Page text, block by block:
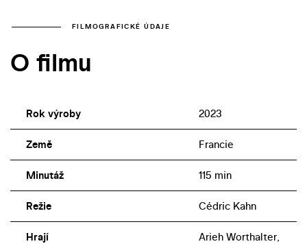
FILMOGRAFICKÉ ÚDAJE
O filmu
Rok výroby 2023
Země Francie
Minutáž 115 min
Režie Cédric Kahn
Hrají
Arieh Worthalter,